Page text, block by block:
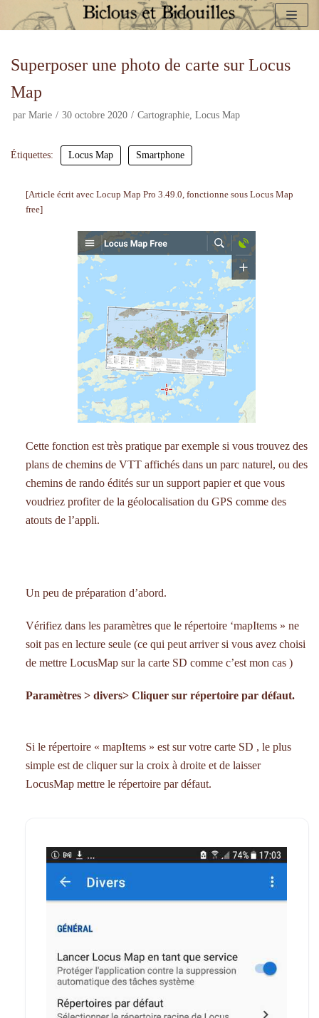
au
contenu
Superposer une photo de carte sur Locus
Map
par Marie 30 octobre 2020 Cartographie, Locus Map
Étiquettes: Locus Map Smartphone
[Article écrit avec Locup Map Pro 3.49.0, fonctionne sous Locus Map
free]
Cette fonction est très pratique par exemple si vous trouvez des
plans de chemins de VTT affichés dans un parc naturel, ou des
chemins de rando édités sur un support papier et que vous
voudriez profiter de la géolocalisation du GPS comme des
atouts de l’appli.
Un peu de préparation d’abord.
Vérifiez dans les paramètres que le répertoire ‘mapItems » ne
soit pas en lecture seule (ce qui peut arriver si vous avez choisi
de mettre LocusMap sur la carte SD comme c’est mon cas )
Paramètres > divers> Cliquer sur répertoire par défaut.
Si le répertoire « mapItems » est sur votre carte SD , le plus
simple est de cliquer sur la croix à droite et de laisser
LocusMap mettre le répertoire par défaut.